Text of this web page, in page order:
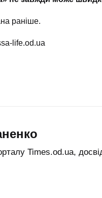
раніше.
life.od.ua
Times.od.ua,